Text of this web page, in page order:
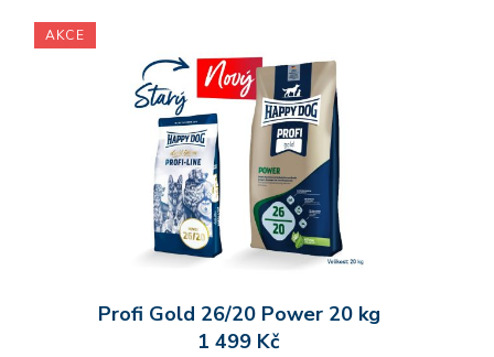
Profi Gold 26/20 Power 20 kg
1 499 Kč
AKCE